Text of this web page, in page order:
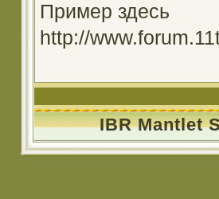
Пример здесь
http://
IBR Mantlet